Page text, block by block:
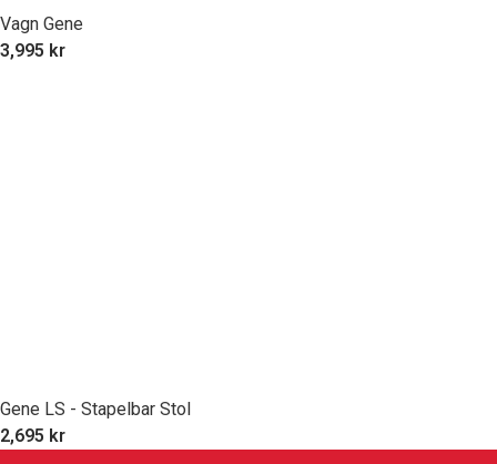
Vagn Gene
3,995 kr
Gene LS - Stapelbar Stol
2,695 kr